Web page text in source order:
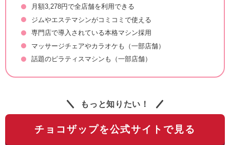
月額3,278円で全店舗を利用できる
ジムやエステマシンがコミコミで使える
専門店で導入されている本格マシン採用
マッサージチェアやカラオケも（一部店舗）
話題のピラティスマシンも（一部店舗）
もっと知りたい！
チョコザップを公式サイトで見る